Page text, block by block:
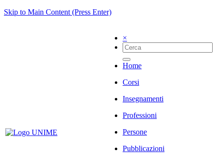
Skip to Main Content (Press Enter)
×
Home
Corsi
Insegnamenti
Professioni
Persone
Pubblicazioni